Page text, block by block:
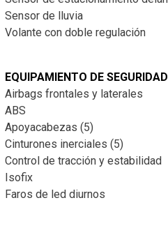
Sensor de lluvia
Volante con doble regulación
EQUIPAMIENTO DE SEGURIDAD
Airbags frontales y laterales
ABS
Apoyacabezas (5)
Cinturones inerciales (5)
Control de tracción y estabilidad
Isofix
Faros de led diurnos